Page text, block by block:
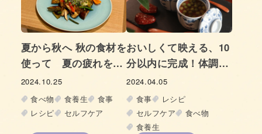
夏から秋へ 秋の食材を
使って 夏の疲れをと
る、きのこと秋茄子の
ごま香る 焼きサラダ
2024.10.25
食べ物
食養生
食事
レシピ
セルフケア
おいしくて映える、10
分以内に完成！体調を
整える食養生レシピ
vol.2 – 「美肌にもお
すすめ! 餡かけ長芋の
茶碗蒸し」
2024.04.05
食事
レシピ
セルフケア
食べ物
食養生